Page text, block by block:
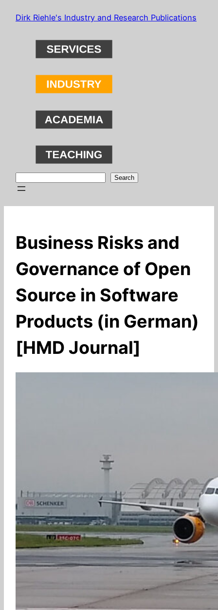
SkipDirk Riehle's Industry and Research Publications
Search
Business Risks and
Governance of Open
Source in Software
Products (in German)
[HMD Journal]